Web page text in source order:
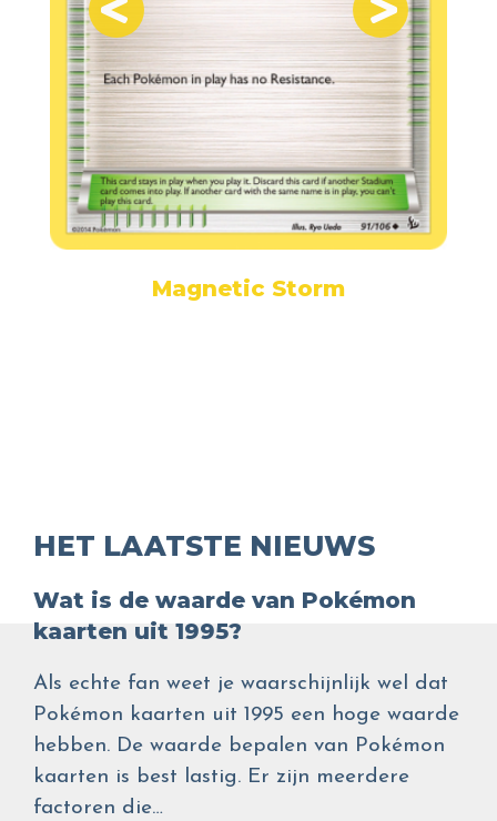
Magnetic Storm
HET LAATSTE NIEUWS
Wat is de waarde van Pokémon
kaarten uit 1995?
Als echte fan weet je waarschijnlijk wel dat
Pokémon kaarten uit 1995 een hoge waarde
hebben. De waarde bepalen van Pokémon
kaarten is best lastig. Er zijn meerdere
factoren die…